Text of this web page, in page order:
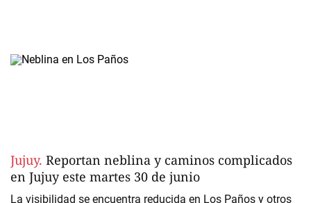
Jujuy. Reportan neblina y caminos complicados
en Jujuy este martes 30 de junio
La visibilidad se encuentra reducida en Los Paños y otros